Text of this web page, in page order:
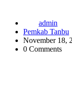
admin
Pemkab Tanbu
November 18,
0 Comments